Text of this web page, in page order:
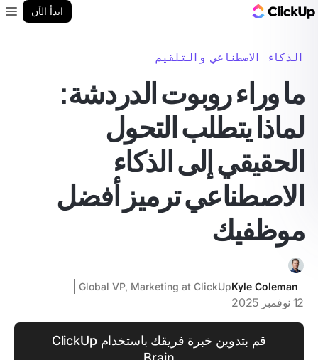
ابدأ الآن
الذكاء الاصطناعي والتلقيم
ما وراء روبوت الدردشة:
لماذا يتطلب التحول
الحقيقي إلى الذكاء
الاصطناعي ترميز أفضل
موظفيك
Kyle Coleman
Global VP, Marketing at ClickUp
12 نوفمبر 2025
قم بتدوين خبرة فريقك باستخدام ClickUp